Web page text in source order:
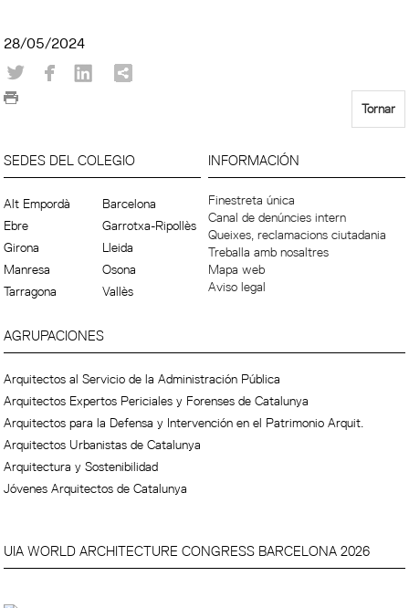
28/05/2024
Tornar
SEDES DEL COLEGIO
Alt Empordà
Barcelona
Ebre
Garrotxa-Ripollès
Girona
Lleida
Manresa
Osona
Tarragona
Vallès
INFORMACIÓN
Finestreta única
Canal de denúncies intern
Queixes, reclamacions ciutadania
Treballa amb nosaltres
Mapa web
Aviso legal
AGRUPACIONES
Arquitectos al Servicio de la Administración Pública
Arquitectos Expertos Periciales y Forenses de Catalunya
Arquitectos para la Defensa y Intervención en el Patrimonio Arquit.
Arquitectos Urbanistas de Catalunya
Arquitectura y Sostenibilidad
Jóvenes Arquitectos de Catalunya
UIA WORLD ARCHITECTURE CONGRESS BARCELONA 2026